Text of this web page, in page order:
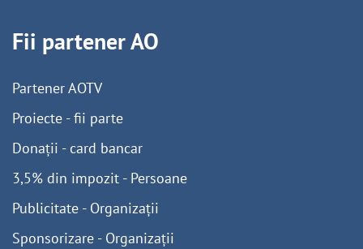
Fii partener AO
Partener AOTV
Proiecte - fii parte
Donații - card bancar
3,5% din impozit - Persoane
Publicitate - Organizații
Sponsorizare - Organizații